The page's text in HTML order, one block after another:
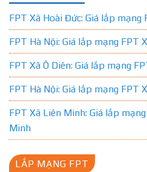
FPT Xã Hoài Đức: Giá lắp
FPT Hà Nội: Giá lắp mạng FPT
FPT Xã Ô Diên: Giá lắp mạng
FPT Hà Nội: Giá lắp mạng FPT
FPT Xã Liên Minh: Giá lắp
Minh
LẮP MẠNG FPT